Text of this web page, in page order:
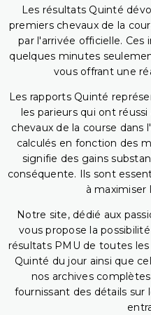
Les résultats Quinté
premiers chevaux de la
par l'arrivée officielle.
quelques minutes
vous offrant une
Les rapports Quinté
les parieurs qui ont
chevaux de la course dans
calculés en fonction des
signifie des gains
conséquente. Ils sont
à maximiser
Notre site, dédié aux
vous propose la
résultats PMU de toutes
Quinté du jour ainsi que
nos archives
fournissant des détails sur